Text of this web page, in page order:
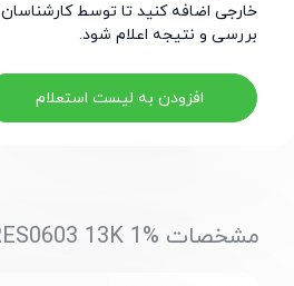
خارجی اضافه کنید تا توسط کارشناسان
بررسی و نتیجه اعلام شود.
افزودن به لیست استعلام
مشخصات RES0603 13K 1%